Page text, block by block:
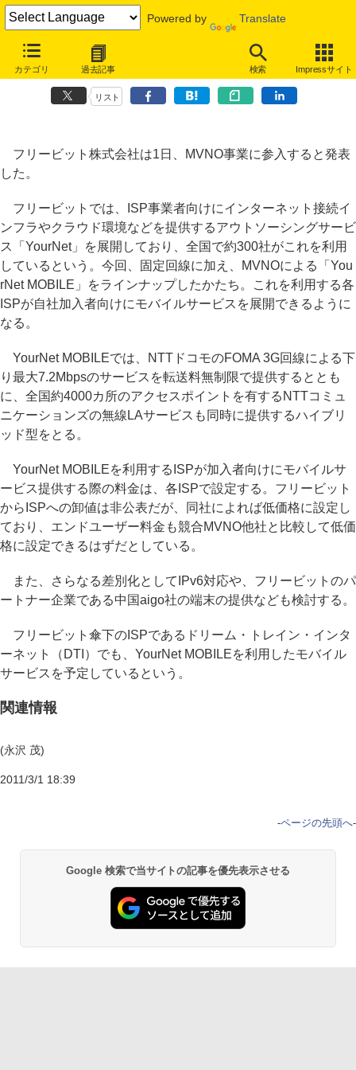
Powered by Translate
カテゴリ 過去記事 検索 Impressサイト
フリービットがMVNO参入、ISP向けの「YourNet」でFOMA 3G回線提
リスト
フリービット株式会社は1日、MVNO事業に参入すると発表
した。
フリービットでは、ISP事業者向けにインターネット接続イ
ンフラやクラウド環境などを提供するアウトソーシングサービ
ス「YourNet」を展開しており、全国で約300社がこれを利用
しているという。今回、固定回線に加え、MVNOによる「You
rNet MOBILE」をラインナップしたかたち。これを利用する各
ISPが自社加入者向けにモバイルサービスを展開できるように
なる。
YourNet MOBILEでは、NTTドコモのFOMA 3G回線による下
り最大7.2Mbpsのサービスを転送料無制限で提供するととも
に、全国約4000カ所のアクセスポイントを有するNTTコミュ
ニケーションズの無線LAサービスも同時に提供するハイブリ
ッド型をとる。
YourNet MOBILEを利用するISPが加入者向けにモバイルサ
ービス提供する際の料金は、各ISPで設定する。フリービット
からISPへの卸値は非公表だが、同社によれば低価格に設定し
ており、エンドユーザー料金も競合MVNO他社と比較して低価
格に設定できるはずだとしている。
また、さらなる差別化としてIPv6対応や、フリービットのパ
ートナー企業である中国aigo社の端末の提供なども検討する。
フリービット傘下のISPであるドリーム・トレイン・インタ
ーネット（DTI）でも、YourNet MOBILEを利用したモバイル
サービスを予定しているという。
関連情報
(永沢 茂)
2011/3/1 18:39
-ページの先頭へ-
Google 検索で当サイトの記事を優先表示させる